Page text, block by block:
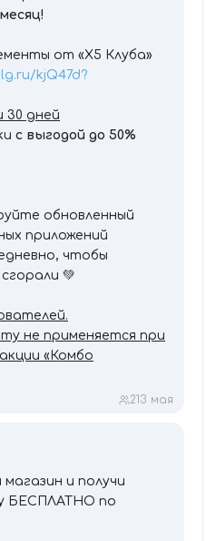
месяц!
от «Х5 Клуба»
kjQ47d?
30 дней
с выгодой до 50%
обновленный
приложений
чтобы
💚
не применяется при
«Комбо
213 мая
и получи
БЕСПЛАТНО по